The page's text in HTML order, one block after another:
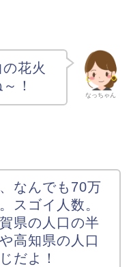
なっちゃん
花火
！
なんでも70万
スゴイ人数。
県の人口の半
高知県の人口
だよ！